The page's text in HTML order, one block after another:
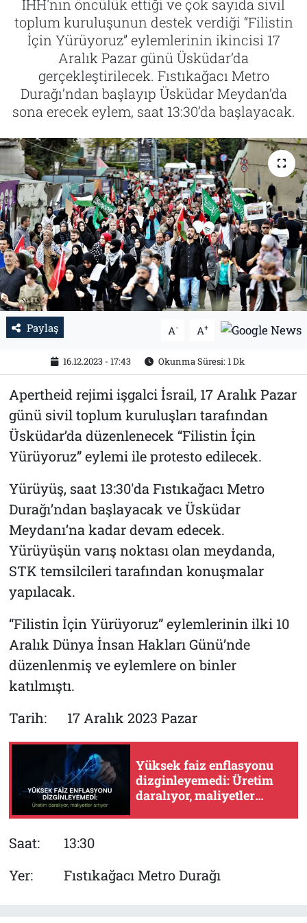
İHH'nın öncülük ettiği ve çok sayıda sivil
toplum kuruluşunun destek verdiği “Filistin
İçin Yürüyoruz” eylemlerinin ikincisi 17
Aralık Pazar günü Üsküdar’da
gerçekleştirilecek. Fıstıkağacı Metro
Durağı’ndan başlayıp Üsküdar Meydan’da
sona erecek eylem, saat 13:30’da başlayacak.
Paylaş A- A+
16.12.2023 - 17:43 Okunma Süresi: 1 Dk
Apertheid rejimi işgalci İsrail, 17 Aralık Pazar
günü sivil toplum kuruluşları tarafından
Üsküdar’da düzenlenecek “Filistin İçin
Yürüyoruz” eylemi ile protesto edilecek.
Yürüyüş, saat 13:30'da Fıstıkağacı Metro
Durağı’ndan başlayacak ve Üsküdar
Meydanı’na kadar devam edecek.
Yürüyüşün varış noktası olan meydanda,
STK temsilcileri tarafından konuşmalar
yapılacak.
“Filistin İçin Yürüyoruz” eylemlerinin ilki 10
Aralık Dünya İnsan Hakları Günü’nde
düzenlenmiş ve eylemlere on binler
katılmıştı.
Tarih: 17 Aralık 2023 Pazar
Yüksek faiz enflasyonu
dizginleyemedi: Üretim
daralıyor, maliyetler
Saat: 13:30
Yer: Fıstıkağacı Metro Durağı
Tarih
İletişim
Künye